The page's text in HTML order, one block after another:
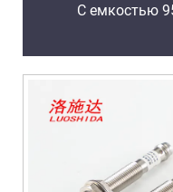
С емкостью